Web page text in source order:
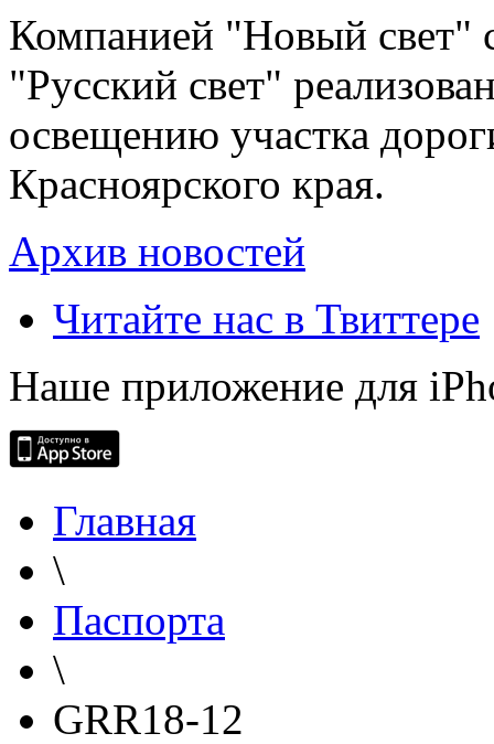
Компанией "Новый свет"
"Русский свет"
освещению участка
Красноярского края.
Архив новостей
Читайте нас в Твиттере
Наше приложение для
Главная
\
Паспорта
\
GRR18-12